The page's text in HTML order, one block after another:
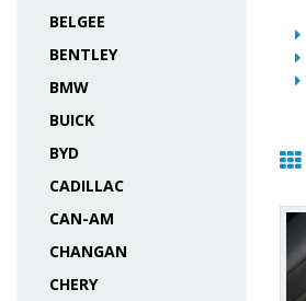
BELGEE
BENTLEY
BMW
BUICK
BYD
CADILLAC
CAN-AM
CHANGAN
CHERY